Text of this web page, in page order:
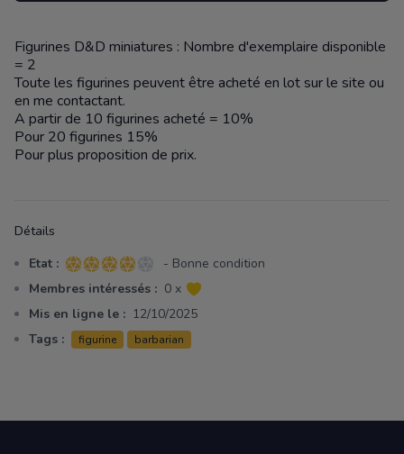
Description
Figurines D&D miniatures : Nombre d'exemplaire disponible
= 2
Toute les figurines peuvent être acheté en lot sur le site ou
en me contactant.
A partir de 10 figurines acheté = 10%
Pour 20 figurines 15%
Pour plus proposition de prix.
Détails
Etat : 4 sur 5 étoiles
- Bonne condition
Membres intéressés : 0 x
Mis en ligne le : 12/10/2025
Tags :
figurine barbarian